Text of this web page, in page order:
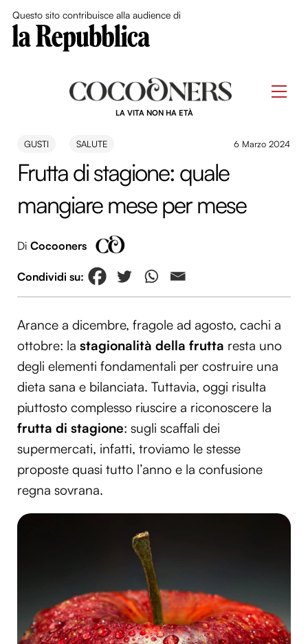
Questo sito contribuisce alla audience di
LA VITA NON HA ETÀ
GUSTI SALUTE 6 Marzo 2024
Frutta di stagione: quale
mangiare mese per mese
Di Cocooners
Arance a dicembre, fragole ad agosto, cachi a
ottobre: la stagionalità della frutta resta uno
degli elementi fondamentali per costruire una
dieta sana e bilanciata. Tuttavia, oggi risulta
piuttosto complesso riuscire a riconoscere la
frutta di stagione: sugli scaffali dei
supermercati, infatti, troviamo le stesse
proposte quasi tutto l’anno e la confusione
regna sovrana.